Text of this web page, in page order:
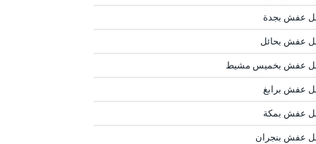
عفش بجدة
عفش بحائل
عفش بخميس مشيط
عفش برابغ
عفش بمكة
عفش بنجران